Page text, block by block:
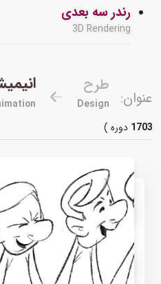
رندر سه بعدی
3D Rendering
عنوان:
طرح
Design
1703 دوره )